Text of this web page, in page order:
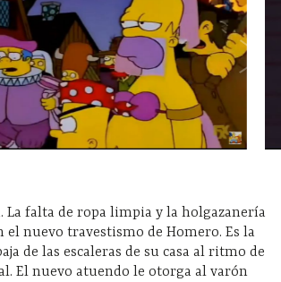
La falta de ropa limpia y la holgazanería
el nuevo travestismo de Homero. Es la
de las escaleras de su casa al ritmo de
El nuevo atuendo le otorga al varón